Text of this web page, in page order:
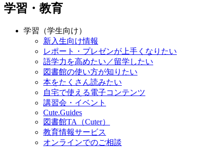
学習・教育
学習（学生向け）
新入生向け情報
レポート・プレゼンが上手くなりたい
語学力を高めたい／留学したい
図書館の使い方が知りたい
本をたくさん読みたい
自宅で使える電子コンテンツ
講習会・イベント
Cute.Guides
図書館TA（Cuter）
教育情報サービス
オンラインでのご相談